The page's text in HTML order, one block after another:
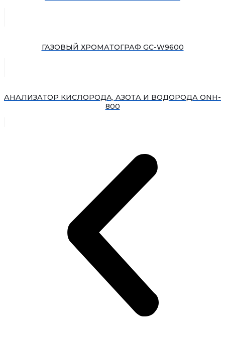
ГАЗОВЫЙ ХРОМАТОГРАФ GC-W9600
АНАЛИЗАТОР КИСЛОРОДА, АЗОТА И ВОДОРОДА ONH-
800